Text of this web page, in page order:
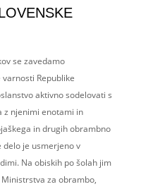
se zavedamo
Republike
aktivno sodelovati s
z njenimi enotami in
in drugih obrambno
delo je usmerjeno v
Na obiskih po šolah jim
za obrambo,